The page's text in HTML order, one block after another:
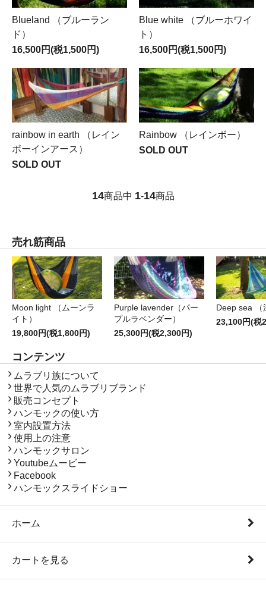
Blueland （ブルーラン
ド）
16,500円(税1,500円)
Blue white （ブルーホワイ
ト）
16,500円(税1,500円)
rainbow in earth （レイン
ボーインアース）
SOLD OUT
Rainbow （レインボー）
SOLD OUT
14商品中 1-14商品
売れ筋商品
Moon light （ムーンラ
イト）
19,800円(税1,800円)
Purple lavender（パー
プルラベンダー）
25,300円(税2,300円)
Deep sea （
23,100円(税
コンテンツ
コンテンツ
ムラブリ族について
世界で人気のムラブリブランド
販売コンセプト
ハンモックの使い方
室内設置方法
使用上の注意
ハンモックサロン
Youtubeムービー
Facebook
ハンモックスライドショー
ホーム
カートを見る